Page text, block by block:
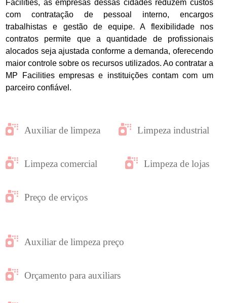
Facilities, as empresas dessas cidades reduzem custos
com contratação de pessoal interno, encargos
trabalhistas e gestão de equipe. A flexibilidade nos
contratos permite que a quantidade de profissionais
alocados seja ajustada conforme a demanda, oferecendo
maior controle sobre os recursos utilizados. Ao contratar a
MP Facilities empresas e instituições contam com um
parceiro confiável.
Auxiliar de limpeza Limpeza industrial
Limpeza comercial Limpeza de lojas
Preço de erviços
Auxiliar de limpeza preço
Orçamento para auxiliars